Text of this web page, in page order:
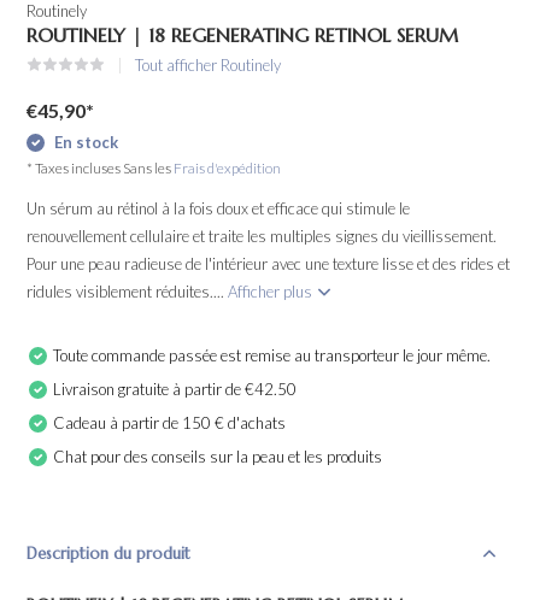
Routinely
ROUTINELY | 18 REGENERATING RETINOL SERUM
Tout afficher Routinely
€45,90*
En stock
* Taxes incluses Sans les Frais d'expédition
Un sérum au rétinol à la fois doux et efficace qui stimule le
renouvellement cellulaire et traite les multiples signes du vieillissement.
Pour une peau radieuse de l'intérieur avec une texture lisse et des rides et
ridules visiblement réduites....Afficher plus
Toute commande passée est remise au transporteur le jour même.
Livraison gratuite à partir de €42.50
Cadeau à partir de 150 € d'achats
Chat pour des conseils sur la peau et les produits
Description du produit